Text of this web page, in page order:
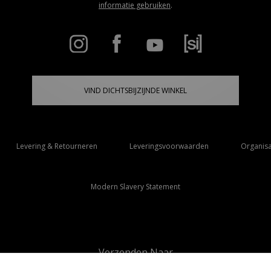
informatie gebruiken.
VIND DICHTSBIJZIJNDE WINKEL
Levering & Retourneren Leveringsvoorwaarden
Modern Slavery Statement
Verzenden Naar